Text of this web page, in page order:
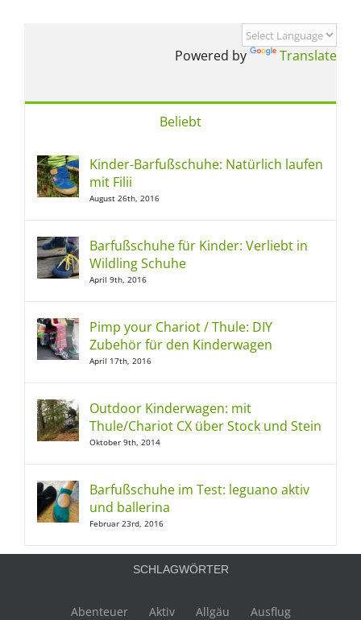
Powered by Translate
Beliebt
Kinder-Barfußschuhe: Natürlich laufen
mit Filii
August 26th, 2016
Barfußschuhe für Kinder: Verliebt in
Wildling Schuhe
April 9th, 2016
Pimp your Chariot / Thule: DIY
Zubehör für den Kinderwagen
April 17th, 2016
Outdoor Kinderwagen: mit
Thule/Chariot CX über Stock und Stein
Oktober 9th, 2014
Barfußschuhe im Test: leguano aktiv
und ballerina
Februar 23rd, 2016
SCHLAGWÖRTER
Abenteuer Aktiv Allgäu
Ausflug